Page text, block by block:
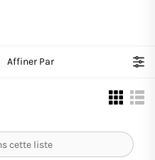
Affiner Par